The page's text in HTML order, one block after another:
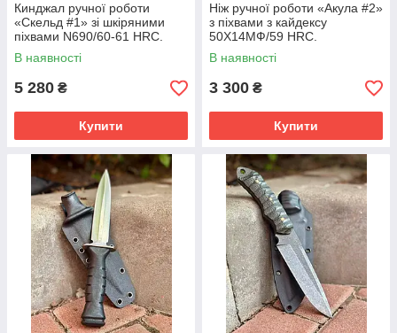
Кинджал ручної роботи
«Скельд #1» зі шкіряними
піхвами N690/60-61 HRC.
В наявності
5 280 ₴
Купити
Ніж ручної роботи «Акула #2»
з піхвами з кайдексу
50Х14МФ/59 HRC.
В наявності
3 300 ₴
Купити